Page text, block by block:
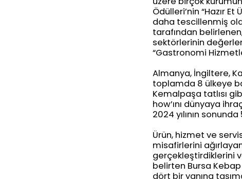
Ödülleri’nin “Hazır
daha tescillenmiş
tarafından
sektörlerinin
“Gastronomi
Almanya, İngiltere,
toplamda 8 ülkeye
Kemalpaşa tatlısı
how’ını dünyaya
2024 yılının
Ürün, hizmet ve
misafirlerini
gerçekleştirdiklerini
belirten Bursa Kebap
dört bir yanına